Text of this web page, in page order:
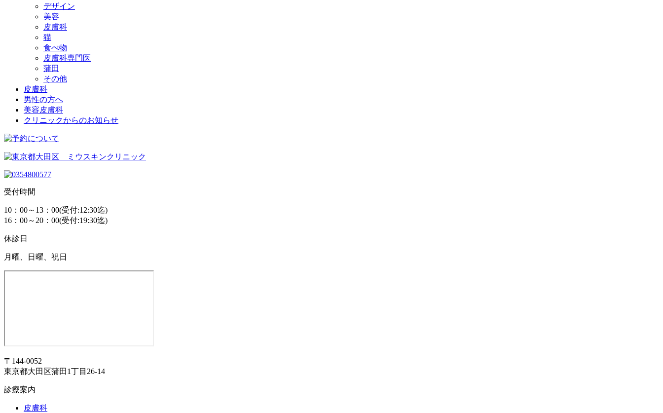
デザイン
美容
皮膚科
猫
食べ物
皮膚科専門医
蒲田
その他
皮膚科
男性の方へ
美容皮膚科
クリニックからのお知らせ
受付時間
10：00～13：00(受付:12:30迄)
16：00～20：00(受付:19:30迄)
休診日
月曜、日曜、祝日
〒144-0052
東京都大田区蒲田1丁目26-14
診療案内
皮膚科